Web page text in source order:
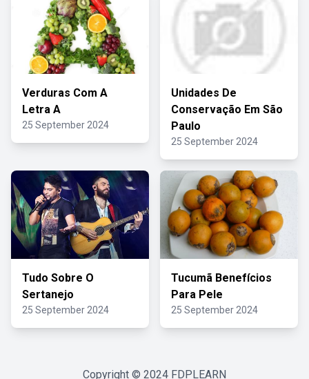
Verduras Com A
Letra A
25 September 2024
Unidades De
Conservação Em São
Paulo
25 September 2024
Tudo Sobre O
Sertanejo
25 September 2024
Tucumã Benefícios
Para Pele
25 September 2024
Copyright © 2024 FDPLEARN